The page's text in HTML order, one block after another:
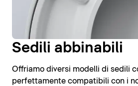
Sedili abbinabili
Offriamo diversi modelli di sedili
perfettamente compatibili con i